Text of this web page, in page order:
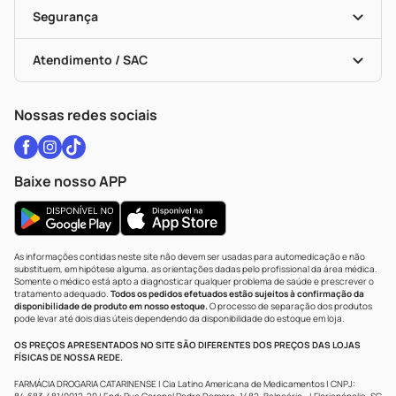
Black Friday
Formas De Pagamento
Troca E Devolução
Bulas De A A Z
Políticas De Marketplace
Serviços Farmacêuticos
Testes Rápidos
Autoteste Covid-19
Vacinas
Segurança
Portal Da Privacidade
Atendimento / SAC
Nossas redes sociais
Baixe nosso APP
As informações contidas neste site não devem ser usadas para automedicação e não
substituem, em hipótese alguma, as orientações dadas pelo profissional da área médica.
Somente o médico está apto a diagnosticar qualquer problema de saúde e prescrever o
tratamento adequado. Todos os pedidos efetuados estão sujeitos à confirmação da
disponibilidade de produto em nosso estoque.O processo de separação dos produtos
pode levar até dois dias úteis dependendo da disponibilidade do estoque em loja.
OS PREÇOS APRESENTADOS NO SITE SÃO DIFERENTES DOS PREÇOS DAS LOJAS
FÍSICAS DE NOSSA REDE.
FARMÁCIA DROGARIA CATARINENSE | Cia Latino Americana de Medicamentos | CNPJ: